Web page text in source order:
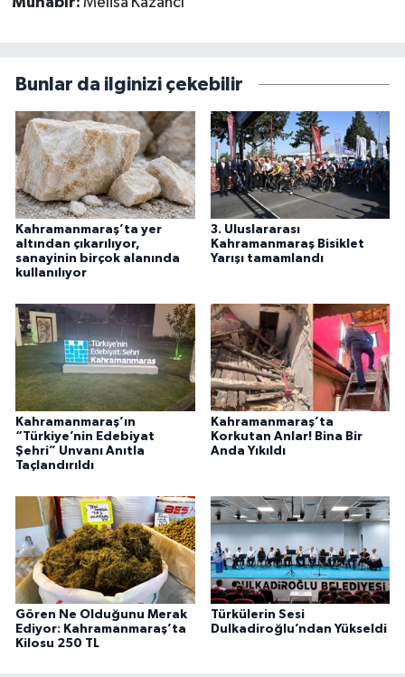
Bunlar da ilginizi çekebilir
Kahramanmaraş’ta yer
altından çıkarılıyor,
sanayinin birçok alanında
kullanılıyor
3. Uluslararası
Kahramanmaraş Bisiklet
Yarışı tamamlandı
Kahramanmaraş’ın
“Türkiye’nin Edebiyat
Şehri” Unvanı Anıtla
Taçlandırıldı
Kahramanmaraş’ta
Korkutan Anlar! Bina Bir
Anda Yıkıldı
Gören Ne Olduğunu Merak
Ediyor: Kahramanmaraş’ta
Kilosu 250 TL
Türkülerin Sesi
Dulkadiroğlu’ndan Yükseldi